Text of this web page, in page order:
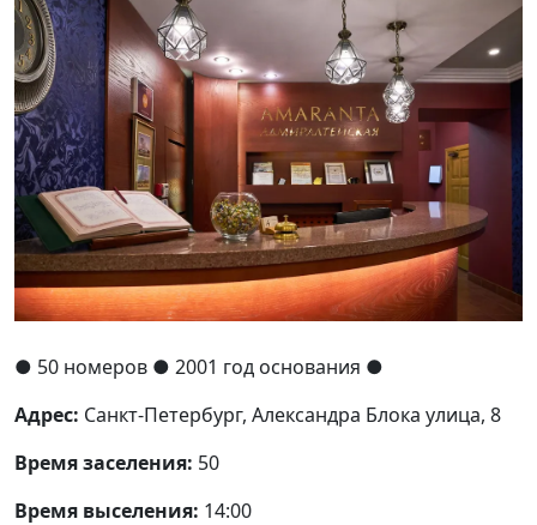
● 50 номеров ● 2001 год основания ●
Адрес: Санкт-Петербург, Александра Блока улица, 8
Время заселения: 50
Время выселения: 14:00